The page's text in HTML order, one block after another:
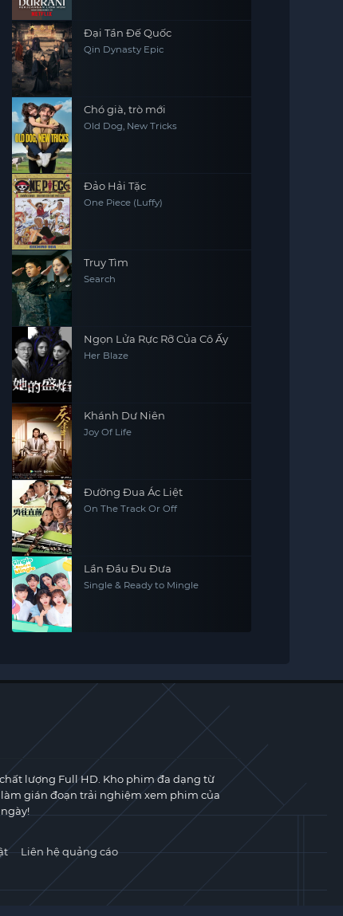
Đại Tần Đế Quốc
Qin Dynasty Epic
Chó già, trò mới
Old Dog, New Tricks
Đảo Hải Tặc
One Piece (Luffy)
Truy Tìm
Search
Ngọn Lửa Rực Rỡ Của Cô Ấy
Her Blaze
Khánh Dư Niên
Joy Of Life
Đường Đua Ác Liệt
On The Track Or Off
Lần Đầu Đu Đưa
Single & Ready to Mingle
lượng Full HD. Kho phim đa dạng từ
gián đoạn trải nghiệm xem phim của
Liên hệ quảng cáo